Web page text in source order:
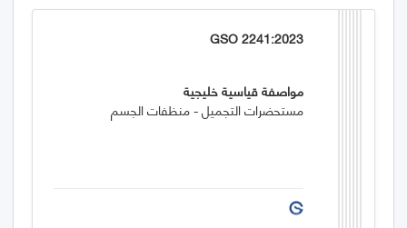
GSO 2241:2023
مواصفة قياسية خليجية
مستحضرات التجميل - منظفات الجسم